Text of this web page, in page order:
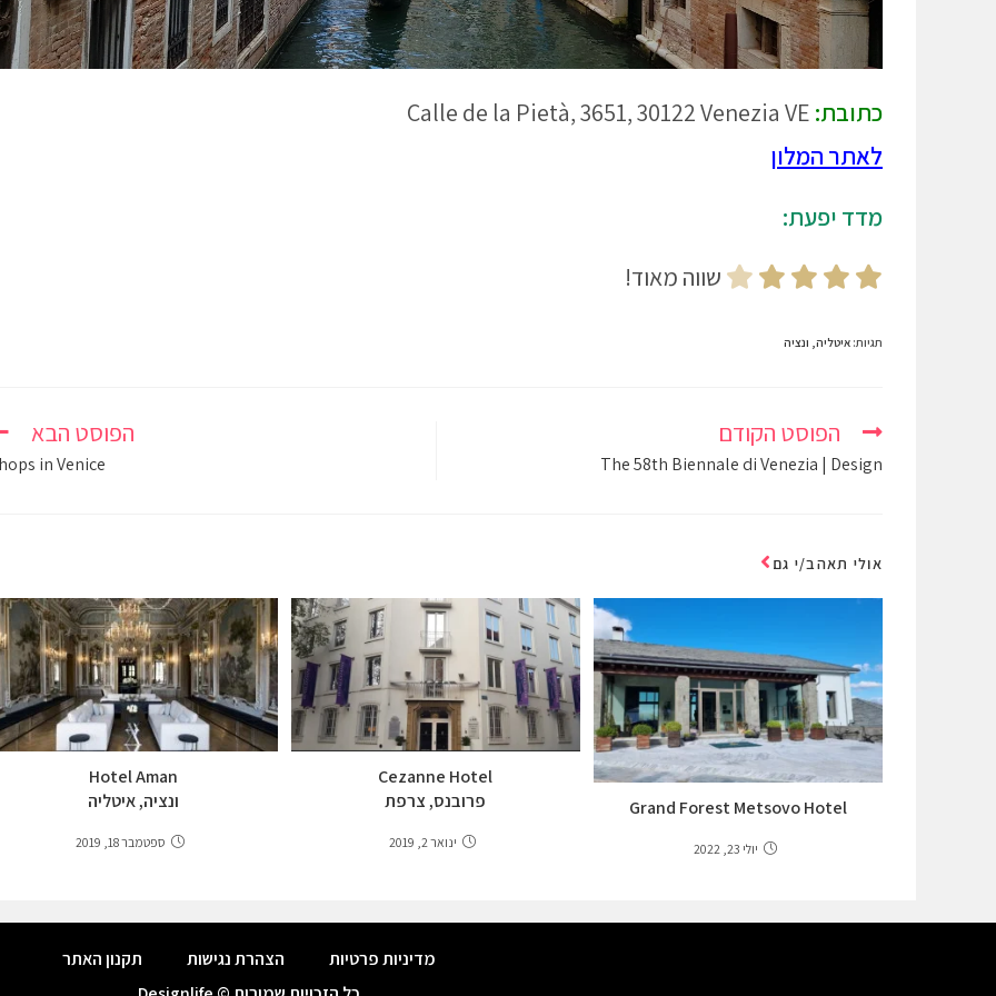
כתובת:
לאתר המלון
מדד יפעת:
שווה מאוד!
תגיות: איטליה, ונציה
הפוסט הקודם
The 58th Biennale di Venezia | Design
הפוסט הבא
in Venice
אולי תאהב/י גם
Hotel Aman
ונציה, איטליה
ספטמבר 18, 2019
Cezanne Hotel
פרובנס, צרפת
ינואר 2, 2019
Grand Forest Metsovo Hotel
יולי 23, 2022
מדיניות פרטיות הצהרת נגישות
תקנון האתר